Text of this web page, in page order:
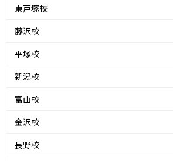
東戸塚校
藤沢校
平塚校
新潟校
富山校
金沢校
長野校